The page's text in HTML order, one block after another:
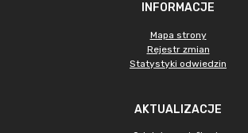
INFORMACJE
Mapa strony
Rejestr zmian
Statystyki odwiedzin
AKTUALIZACJE